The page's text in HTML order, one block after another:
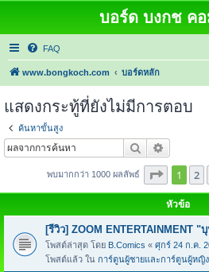
บอร์ด บงกช ค
FAQ
www.bongkoch.com บอร์ดหลัก
แสดงกระทู้ที่ยังไม่มีการตอบ
ค้นหาขั้นสูง
ค้นหา
พบมากกว่า 1000 ผลลัพธ์ หน้า จา
1 2
หัวข้อ
[รีวิว] ZOOM ENTERTAINMENT "
โพสต์ล่าสุด โดย B.Comics « ศุกร์ 24 ก.ค.
โพสต์แล้ว ใน การ์ตูนผู้ชายและการ์ตูนผู้หญิง